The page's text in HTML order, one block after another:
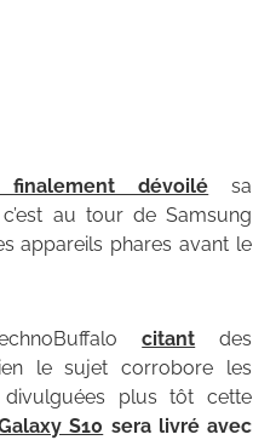
dévoilé sa
c’est au tour de Samsung
appareils phares avant le
citant des
le sujet corrobore les
plus tôt cette
S10 sera livré avec